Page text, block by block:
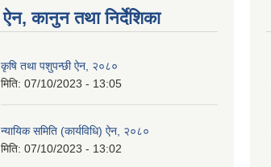
ऐन, कानुन तथा निर्देशिका
कृषि तथा पशुपन्छी ऐन, २०८०
मिति: 07/10/2023 - 13:05
न्यायिक समिति (कार्यविधि) ऐन, २०८०
मिति: 07/10/2023 - 13:02